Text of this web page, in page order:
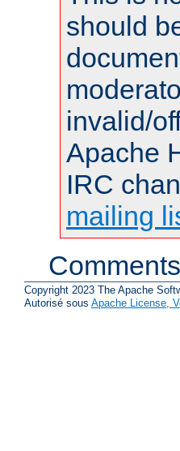
should
invalid/
Apache
IRC
mailing
Copyright 2023 The Apache
Autorisé sous Apache License,